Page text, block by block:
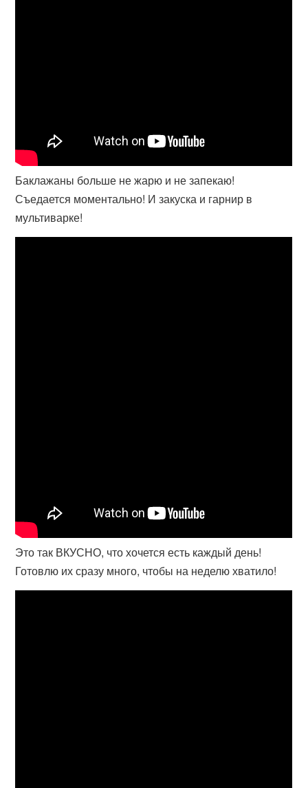
Баклажаны больше не жарю и не запекаю!
Съедается моментально! И закуска и гарнир в
мультиварке!
Это так ВКУСНО, что хочется есть каждый день!
Готовлю их сразу много, чтобы на неделю хватило!